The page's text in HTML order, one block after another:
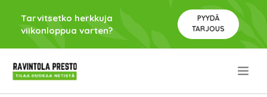
Tarvitsetko herkkuja
viikonloppua varten?
PYYDÄ
TARJOUS